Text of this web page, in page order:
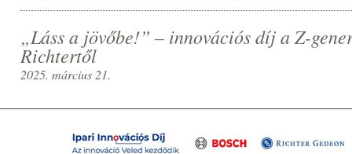
„Láss a jövőbe!” – innovációs díj a Z-
Richtertől
2025. március 21.